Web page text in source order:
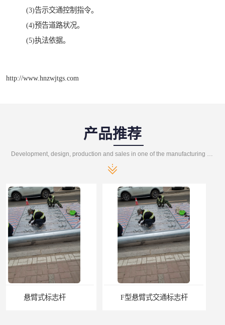
(3)告示交通控制指令。
(4)预告道路状况。
(5)执法依据。
http://www.hnzwjtgs.com
产品推荐
F型悬臂式交通标志杆 道路交通标志牌